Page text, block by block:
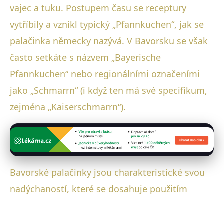
vajec a tuku. Postupem času se receptury
vytříbily a vznikl typický „Pfannkuchen“, jak se
palačinka německy nazývá. V Bavorsku se však
často setkáte s názvem „Bayerische
Pfannkuchen“ nebo regionálními označeními
jako „Schmarrn“ (i když ten má své specifikum,
zejména „Kaiserschmarrn“).
Bavorské palačinky jsou charakteristické svou
nadýchaností, které se dosahuje použitím